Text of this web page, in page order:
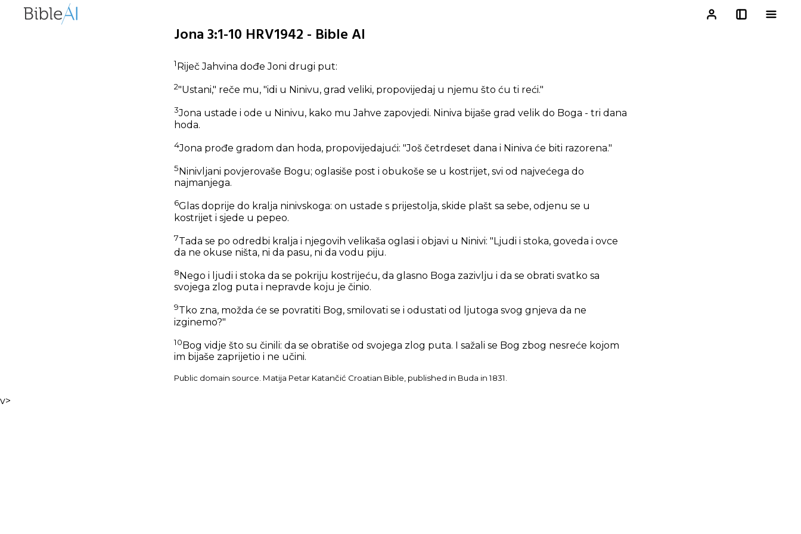
Jona 3:1-10 HRV1942 - Bible AI
1Riječ Jahvina dođe Joni drugi put:
2"Ustani," reče mu, "idi u Ninivu, grad veliki, propovijedaj u njemu što ću ti reći."
3Jona ustade i ode u Ninivu, kako mu Jahve zapovjedi. Niniva bijaše grad velik do Boga - tri dana
hoda.
4Jona prođe gradom dan hoda, propovijedajući: "Još četrdeset dana i Niniva će biti razorena."
5 Ninivljani povjerovaše Bogu; oglasiše post i obukoše se u kostrijet, svi od najvećega do
najmanjega.
6Glas doprije do kralja ninivskoga: on ustade s prijestolja, skide plašt sa sebe, odjenu se u
kostrijet i sjede u pepeo.
7Tada se po odredbi kralja i njegovih velikaša oglasi i objavi u Ninivi: "Ljudi i stoka, goveda i ovce
da ne okuse ništa, ni da pasu, ni da vodu piju.
8 Nego i ljudi i stoka da se pokriju kostrijeću, da glasno Boga zazivlju i da se obrati svatko sa
svojega zlog puta i nepravde koju je činio.
9Tko zna, možda će se povratiti Bog, smilovati se i odustati od ljutoga svog gnjeva da ne
izginemo?"
10Bog vidje što su činili: da se obratiše od svojega zlog puta. I sažali se Bog zbog nesreće kojom
im bijaše zaprijetio i ne učini.
Public domain source. Matija Petar Katančić Croatian Bible, published in Buda in 1831.
v>